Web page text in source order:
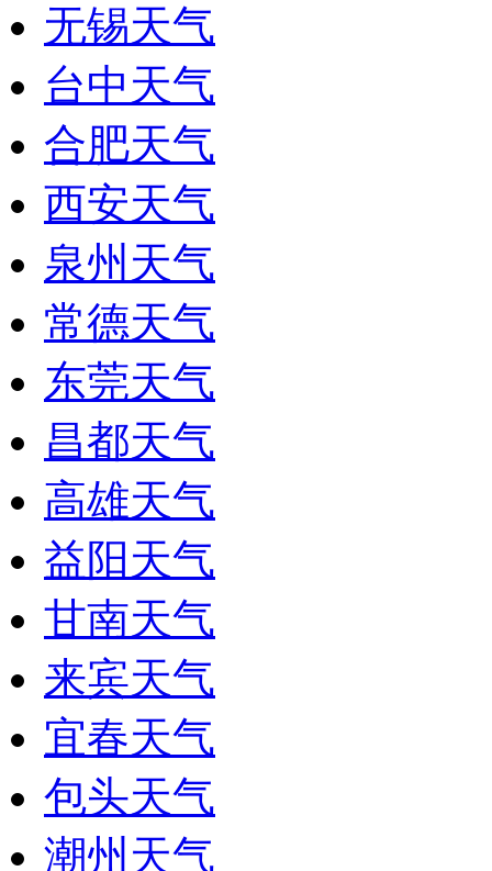
无锡天气
台中天气
合肥天气
西安天气
泉州天气
常德天气
东莞天气
昌都天气
高雄天气
益阳天气
甘南天气
来宾天气
宜春天气
包头天气
潮州天气